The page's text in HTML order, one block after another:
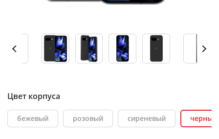
Цвет корпуса
бежевый розовый сиреневый черный